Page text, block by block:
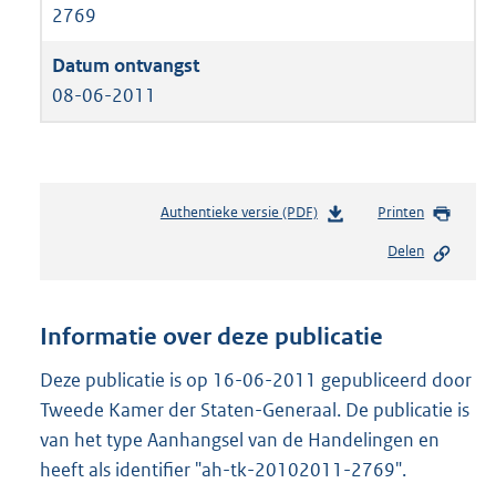
2769
08-06-2011
Authentieke versie (PDF)b
n
s
r
o
o
Printen
Delen
Informatie over deze publicatie
Deze publicatie is op 16-06-2011 gepubliceerd door
Tweede Kamer der Staten-Generaal. De publicatie is
van het type Aanhangsel van de Handelingen en
heeft als identifier "ah-tk-20102011-2769".